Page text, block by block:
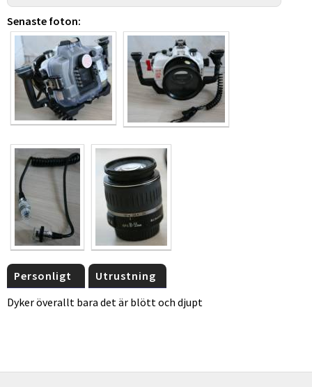
Senaste foton:
Personligt
Utrustning
Dyker överallt bara det är blött och djupt